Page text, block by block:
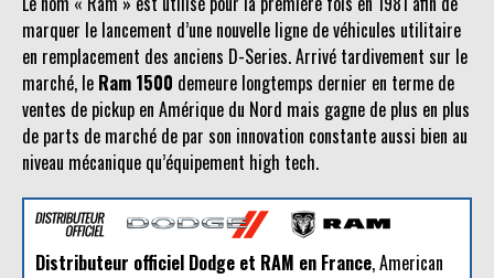
marquer le lancement d’une nouvelle ligne de véhicules utilitaire
en remplacement des anciens D-Series. Arrivé tardivement sur le
marché, le Ram 1500 demeure longtemps dernier en terme de
ventes de pickup en Amérique du Nord mais gagne de plus en plus
de parts de marché de par son innovation constante aussi bien au
niveau mécanique qu’équipement high tech.
Distributeur officiel Dodge et RAM en France, American